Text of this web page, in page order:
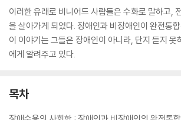
이러한 유래로 비니어드 사람들은 수화로 말하고,
을 살아가게 되었다. 장애인과 비장애인이 완전통
이 이야기는 그들은 장애인이 아니라, 단지 듣지 못
에게 알려주고 있다.
목차